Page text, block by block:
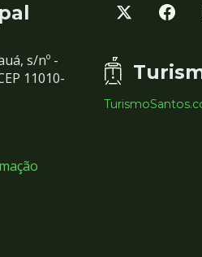
s/nº -
11010-